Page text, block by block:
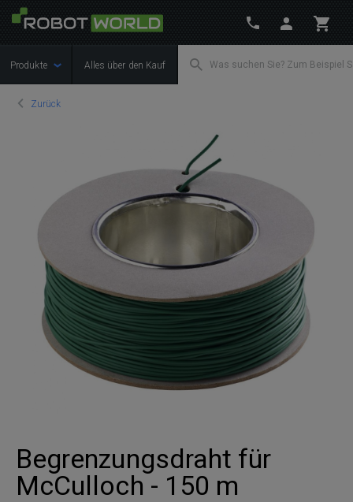
Produkte Alles über den Kauf
Zurück
Begrenzungsdraht für
McCulloch - 150 m